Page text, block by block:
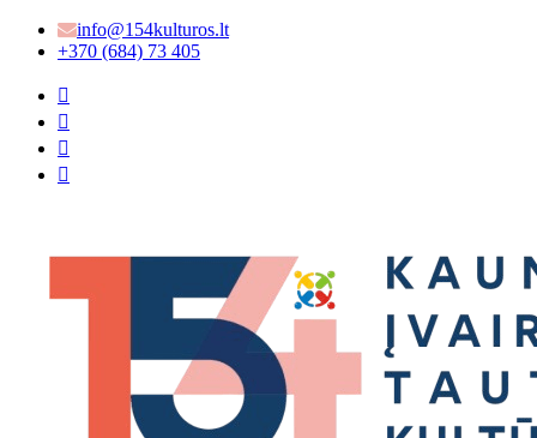
info@154kulturos.lt
+370 (684) 73 405